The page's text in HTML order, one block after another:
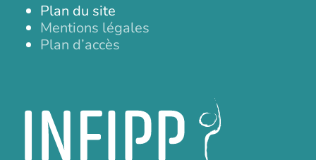
Plan du site
Mentions légales
Plan d’accès